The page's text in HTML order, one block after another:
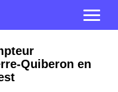
Quiberon en